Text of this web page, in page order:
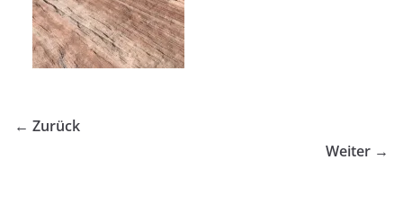
← Zurück
Weiter →